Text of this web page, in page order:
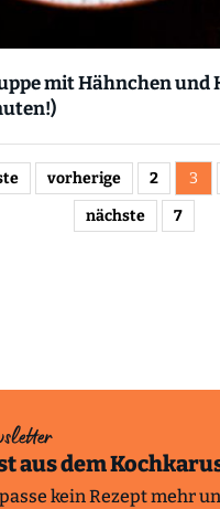
mit Hähnchen und
vorherige 2 3
nächste
7
aus dem
kein Rezept mehr